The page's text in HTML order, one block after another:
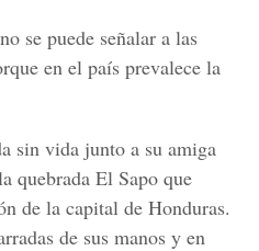
se puede señalar a las
en el país prevalece la
sin vida junto a su amiga
quebrada El Sapo que
de la capital de Honduras.
de sus manos y en